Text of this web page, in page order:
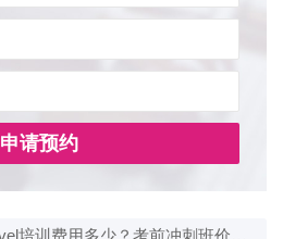
申请预约
上一篇：深圳龙岗区A-Level培训费用多少？考前冲刺班价格参考